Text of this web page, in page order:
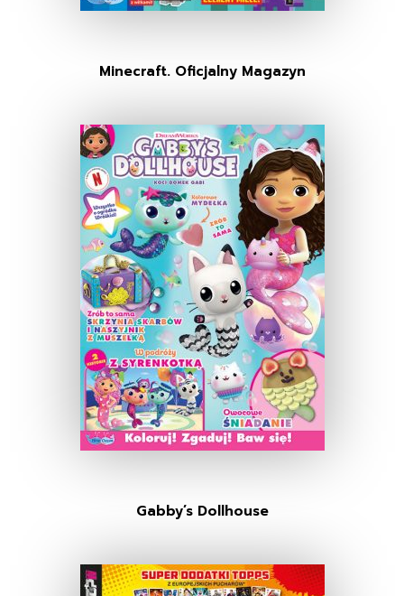
Minecraft. Oficjalny Magazyn
Gabby’s Dollhouse